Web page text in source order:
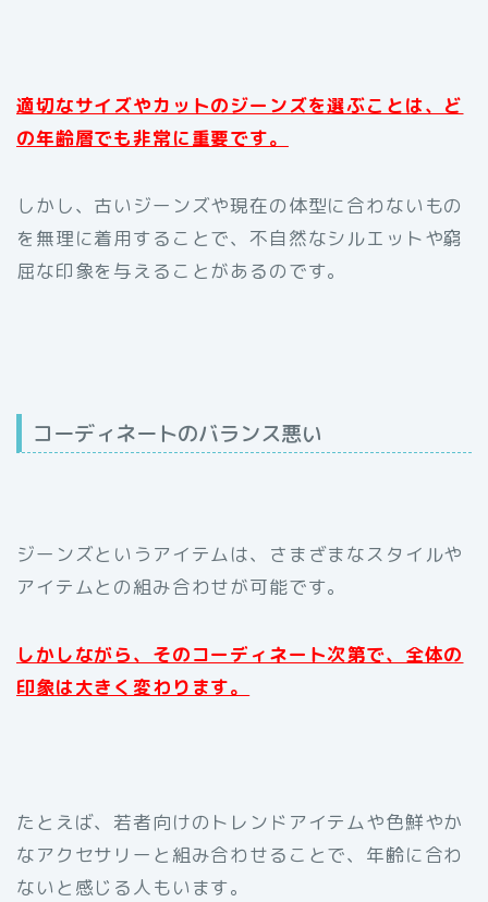
適切なサイズやカットのジーンズを選ぶことは、ど
の年齢層でも非常に重要です。
しかし、古いジーンズや現在の体型に合わないもの
を無理に着用することで、不自然なシルエットや窮
屈な印象を与えることがあるのです。
コーディネートのバランス悪い
ジーンズというアイテムは、さまざまなスタイルや
アイテムとの組み合わせが可能です。
しかしながら、そのコーディネート次第で、全体の
印象は大きく変わります。
たとえば、若者向けのトレンドアイテムや色鮮やか
なアクセサリーと組み合わせることで、年齢に合わ
ないと感じる人もいます。